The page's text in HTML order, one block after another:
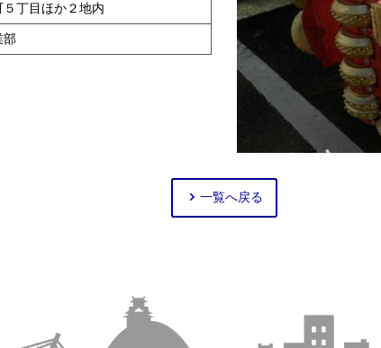
丁目ほか２地内
部
一覧へ戻る